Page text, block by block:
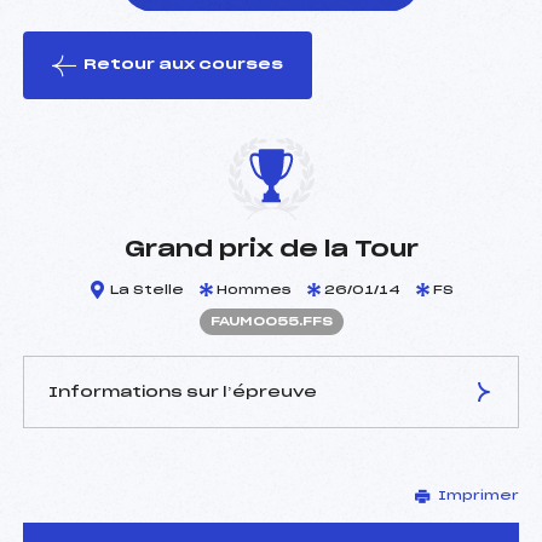
le ski
Retour aux courses
Grand prix de la Tour
La Stelle Hommes 26/01/14 FS
FAUM0055.FFS
Informations sur l’épreuve
MOREL ISABELLE (AU)
D.T Adjoint :
–
Imprimer